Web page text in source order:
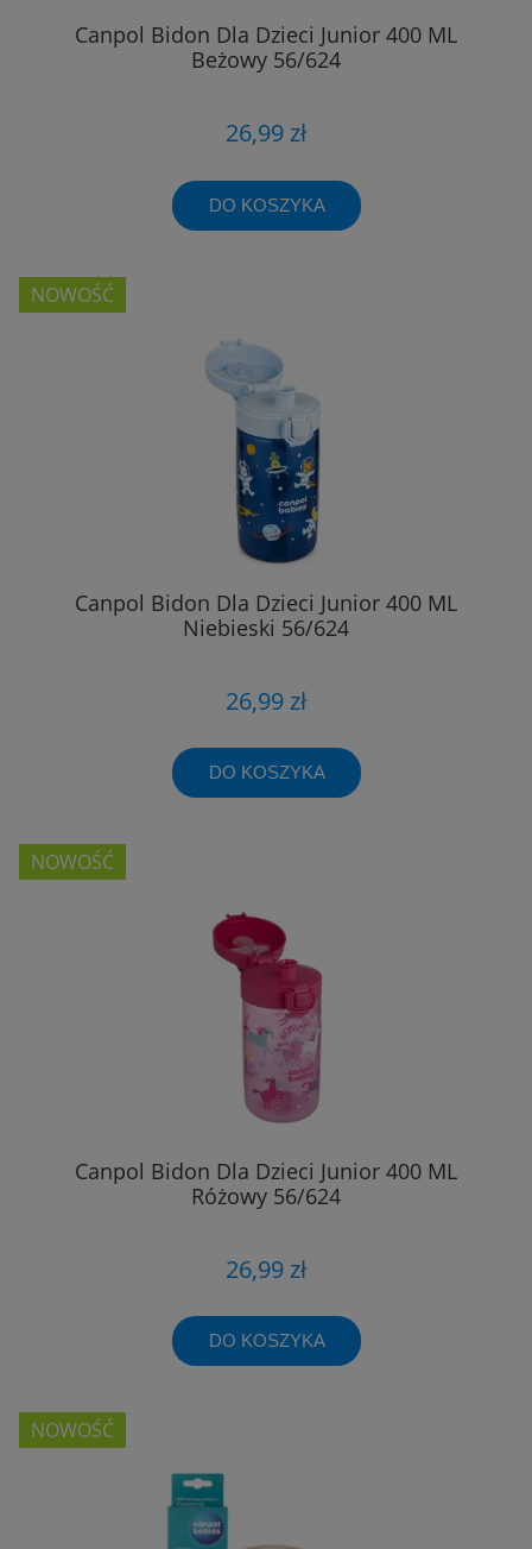
Canpol Bidon Dla Dzieci Junior 400 ML
Beżowy 56/624
26,99 zł
DO KOSZYKA
Canpol Bidon Dla Dzieci Junior 400 ML
Niebieski 56/624
26,99 zł
DO KOSZYKA
NOWOŚĆ
Canpol Bidon Dla Dzieci Junior 400 ML
Różowy 56/624
26,99 zł
DO KOSZYKA
NOWOŚĆ
NOWOŚĆ